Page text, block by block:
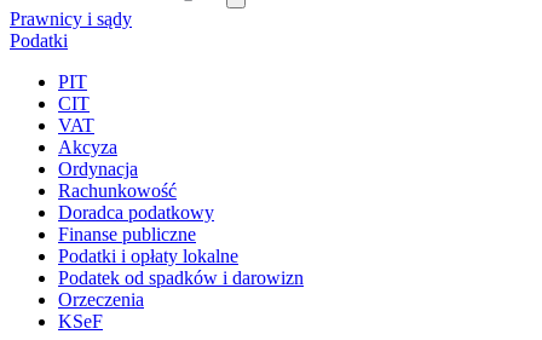
Prawnicy i sądy
Podatki
PIT
CIT
VAT
Akcyza
Ordynacja
Rachunkowość
Doradca podatkowy
Finanse publiczne
Podatki i opłaty lokalne
Podatek od spadków i darowizn
Orzeczenia
KSeF